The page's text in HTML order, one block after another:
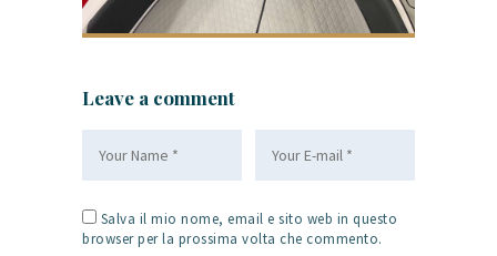
Leave a comment
Salva il mio nome, email e sito web in questo
browser per la prossima volta che commento.